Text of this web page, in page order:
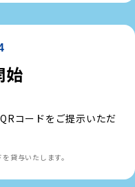
始
コードをご提示いただ
貸与いたします。